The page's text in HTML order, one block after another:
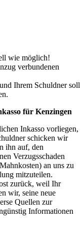
wie möglich!
verbundenen
Ihrem Schuldner soll
für Kenzingen
Inkasso vorliegen,
schicken wir
ihn auf, den
Verzugsschaden
an uns zu
mitzuteilen.
zurück, weil Ihr
wir, seine neue
Quellen zur
Informationen